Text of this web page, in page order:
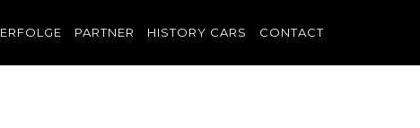
ERFOLGE PARTNER HISTORY CARS CONTACT